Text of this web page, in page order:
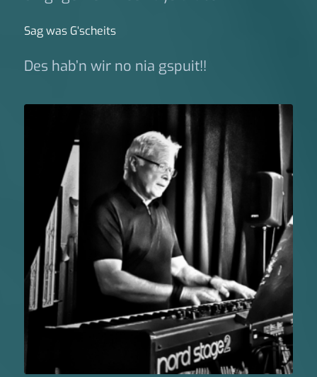
Sag was G‘scheits
Des hab’n wir no nia gspuit!!